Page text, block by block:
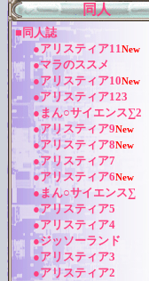
同人
■同人誌
●アリスティア11New
●マラのススメ
●アリスティア10New
●アリスティア123
●まん○サイエンス∑2
●アリスティア9New
●アリスティア8New
●アリスティア7
●アリスティア6New
●まん○サイエンス∑
●アリスティア5
●アリスティア4
●ジッソーランド
●アリスティア3
●アリスティア2